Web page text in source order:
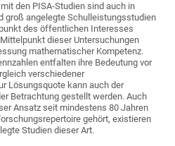
den PISA-Studien sind auch in
groß angelegte Schulleistungsstudien
des öffentlichen Interesses
dieser Untersuchungen
mathematischer Kompetenz.
entfalten ihre Bedeutung vor
verschiedener
Lösungsquote kann auch der
Betrachtung gestellt werden. Auch
Ansatz seit mindestens 80 Jahren
gehört, existieren
Studien dieser Art.